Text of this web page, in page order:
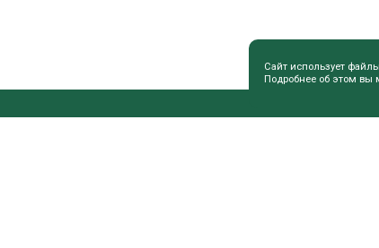
Сайт использует
Подробнее об этом вы